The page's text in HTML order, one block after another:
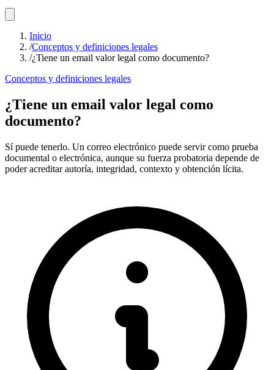
Inicio
/Conceptos y definiciones legales
/¿Tiene un email valor legal como documento?
Conceptos y definiciones legales
¿Tiene un email valor legal como
documento?
Sí puede tenerlo. Un correo electrónico puede servir como prueba
documental o electrónica, aunque su fuerza probatoria depende de
poder acreditar autoría, integridad, contexto y obtención lícita.